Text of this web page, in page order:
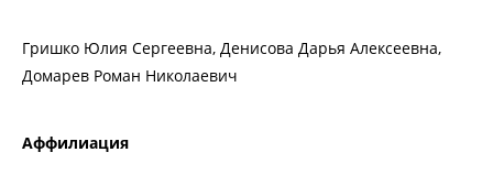
Гришко Юлия Сергеевна, Денисова Дарья Алексеевна,
Домарев Роман Николаевич
Аффилиация